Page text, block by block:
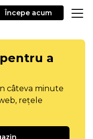
Începe acum
a
câteva minute
rețele